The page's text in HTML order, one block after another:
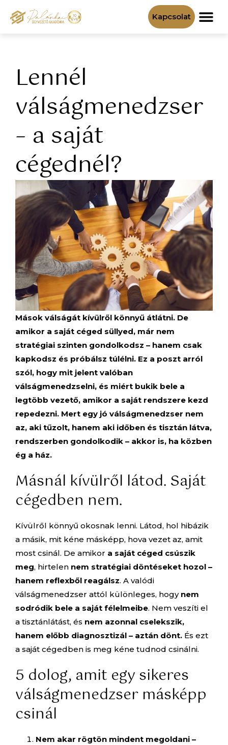
Kapcsolat
Lennél
válságmenedzser
– a saját
cégednél?
Mások válságát kívülről könnyű átlátni. De
amikor a saját céged süllyed, már nem
stratégiai szinten gondolkodsz – hanem csak
kapkodsz és próbálsz túlélni. Ez a poszt arról
szól, hogy mit jelent valóban
válságmenedzselni, és miért bukik bele a
legtöbb vezető, amikor a saját rendszere kezd
repedezni. Mert egy jó válságmenedzser nem
az, aki tűzolt, hanem aki időben és tisztán látva,
rendszerben gondolkodik – akkor is, ha közben
ég a ház.
Másnál kívülről látod. Saját
cégedben nem.
Kívülről könnyű okosnak lenni. Látod, hol hibázik
a másik, mit kéne másképp, hova vezet az, amit
most csinál. De amikor a saját céged csúszik
meg, hirtelen nem stratégiai döntéseket hozol –
hanem reflexből reagálsz. A valódi
válságmenedzser attól különleges, hogynem
sodródik bele a saját félelmeibe. Nem veszíti el
a tisztánlátást, és nem azonnal cselekszik,
hanem előbb diagnosztizál – aztán dönt. És ezt
a saját cégedben is meg kéne tudnod csinálni.
5 dolog, amit egy sikeres
válságmenedzser másképp
csinál
Nem akar rögtön mindent megoldani –